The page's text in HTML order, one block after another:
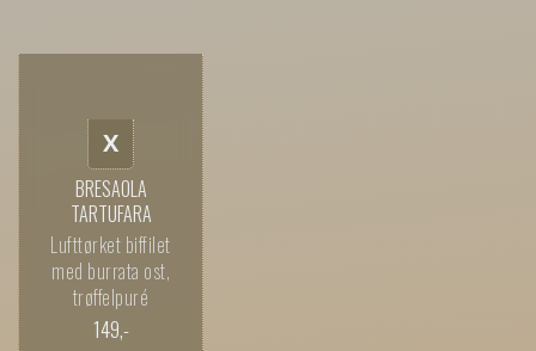
X
BRESAOLA
TARTUFARA
Lufttørket biffilet
med burrata ost,
trøffelpuré
149,-